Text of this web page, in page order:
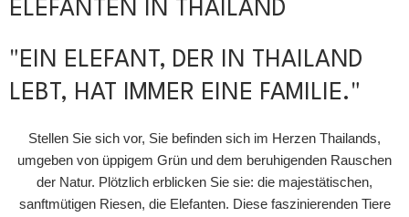
ELEFANTEN IN THAILAND
"EIN ELEFANT, DER IN THAILAND
LEBT, HAT IMMER EINE FAMILIE."
Stellen Sie sich vor, Sie befinden sich im Herzen Thailands,
umgeben von üppigem Grün und dem beruhigenden Rauschen
der Natur. Plötzlich erblicken Sie sie: die majestätischen,
sanftmütigen Riesen, die Elefanten. Diese faszinierenden Tiere